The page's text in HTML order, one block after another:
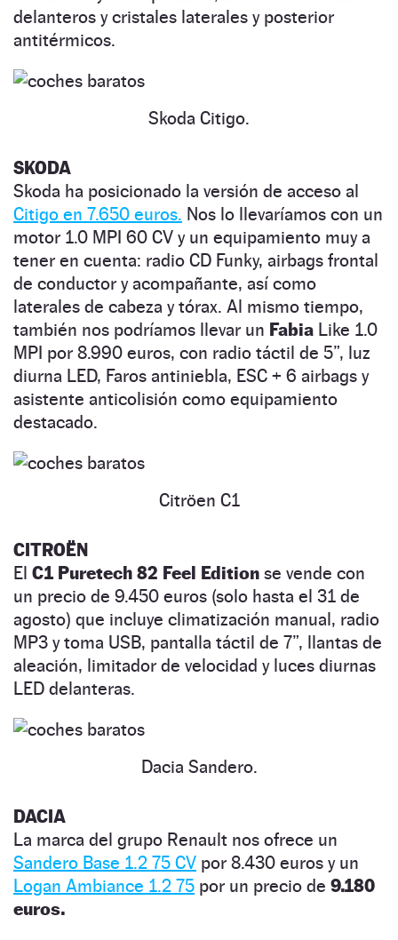
delanteros y cristales laterales y posterior
antitérmicos.
Skoda Citigo.
SKODA
Skoda ha posicionado la versión de acceso al
Citigo en 7.650 euros. Nos lo llevaríamos con un
motor 1.0 MPI 60 CV y un equipamiento muy a
tener en cuenta: radio CD Funky, airbags frontal
de conductor y acompañante, así como
laterales de cabeza y tórax. Al mismo tiempo,
también nos podríamos llevar un Fabia Like 1.0
MPI por 8.990 euros, con radio táctil de 5”, luz
diurna LED, Faros antiniebla, ESC + 6 airbags y
asistente anticolisión como equipamiento
destacado.
Citröen C1
CITROËN
El C1 Puretech 82 Feel Edition se vende con
un precio de 9.450 euros (solo hasta el 31 de
agosto) que incluye climatización manual, radio
MP3 y toma USB, pantalla táctil de 7”, llantas de
aleación, limitador de velocidad y luces diurnas
LED delanteras.
Dacia Sandero.
DACIA
La marca del grupo Renault nos ofrece un
Sandero Base 1.2 75 CV por 8.430 euros y un
Logan Ambiance 1.2 75 por un precio de 9.180
euros.